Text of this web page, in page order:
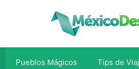
Pueblos Mágicos Tips de